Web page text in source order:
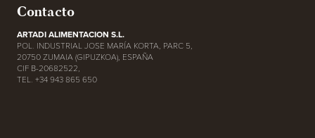
Contacto
ARTADI ALIMENTACION S.L.
POL. INDUSTRIAL JOSE MARÍA KORTA, PARC 5,
20750 ZUMAIA (GIPUZKOA), ESPAÑA
CIF B-20682522,
TEL. +34 943 865 650